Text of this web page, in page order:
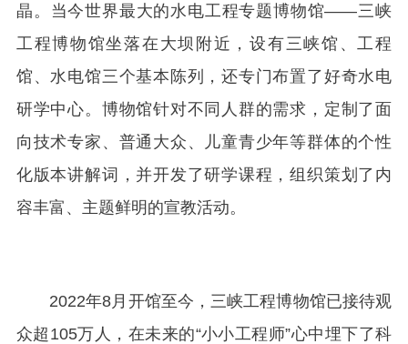
晶。当今世界最大的水电工程专题博物馆——三峡
工程博物馆坐落在大坝附近，设有三峡馆、工程
馆、水电馆三个基本陈列，还专门布置了好奇水电
研学中心。博物馆针对不同人群的需求，定制了面
向技术专家、普通大众、儿童青少年等群体的个性
化版本讲解词，并开发了研学课程，组织策划了内
容丰富、主题鲜明的宣教活动。
2022年8月开馆至今，三峡工程博物馆已接待观
众超105万人，在未来的“小小工程师”心中埋下了科